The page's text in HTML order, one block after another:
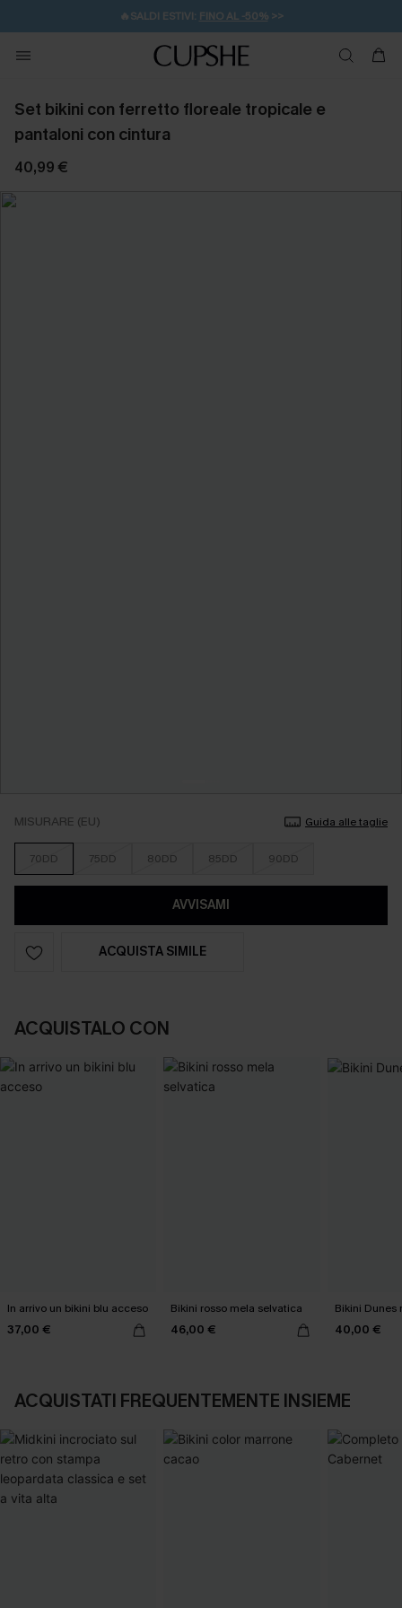
🔥SALDI ESTIVI: FINO AL -50%>>
🚚SPEDIZIONE GRATUITA DA 49€
💌REGALO PER I NUOVI: 20% DI SCONTO*
Set bikini con ferretto floreale tropicale e
pantaloni con cintura
40,99 €
MISURARE (EU) Guida alle taglie
70DD 75DD 80DD 85DD 90DD
AVVISAMI
ACQUISTA SIMILE
ACQUISTALO CON
In arrivo un bikini blu acceso
37,00 €
Bikini rosso mela selvatica
46,00 €
Bikini Dunes
40,00 €
ACQUISTATI FREQUENTEMENTE INSIEME